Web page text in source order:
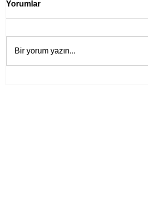
Yorumlar
Bir yorum yazın...